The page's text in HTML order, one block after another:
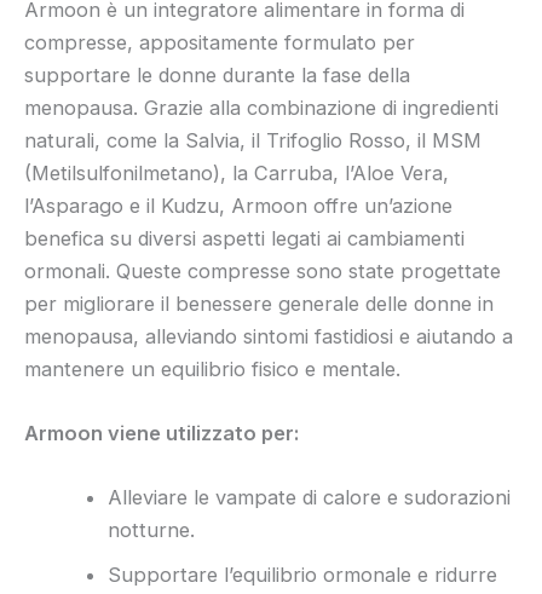
Armoon è un integratore alimentare in forma di
compresse, appositamente formulato per
supportare le donne durante la fase della
menopausa. Grazie alla combinazione di ingredienti
naturali, come la Salvia, il Trifoglio Rosso, il MSM
(Metilsulfonilmetano), la Carruba, l’Aloe Vera,
l’Asparago e il Kudzu, Armoon offre un’azione
benefica su diversi aspetti legati ai cambiamenti
ormonali. Queste compresse sono state progettate
per migliorare il benessere generale delle donne in
menopausa, alleviando sintomi fastidiosi e aiutando a
mantenere un equilibrio fisico e mentale.
Armoon viene utilizzato per:
Alleviare le vampate di calore e sudorazioni
notturne.
Supportare l’equilibrio ormonale e ridurre